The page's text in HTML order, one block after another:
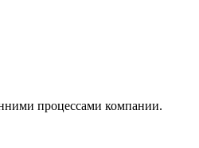
процессами компании.